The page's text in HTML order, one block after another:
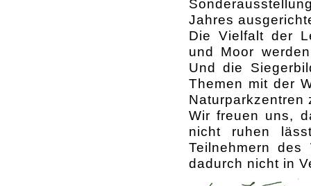
Jahres
Die Vielfalt der
und Moor
Und die
Themen mit der
Naturparkzentren
Wir freuen uns,
nicht ruhen
Teilnehmern
dadurch nicht in